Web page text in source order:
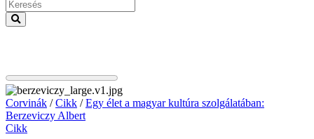
Corvinák /Cikk /Egy élet a magyar kultúra szolgálatában:
Berzeviczy Albert
Cikk